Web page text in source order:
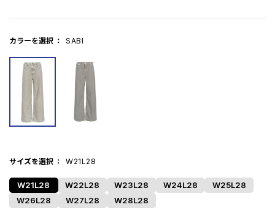
カラーを選択 SABI
サイズを選択 W21L28
W21L28 W22L28 W23L28 W24L28
W25L28
W26L28
W27L28 W28L28